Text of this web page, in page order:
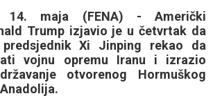
14. maja (FENA) - Američki
Trump izjavio je u četvrtak da
Xi Jinping rekao da
vojnu opremu Iranu i izrazio
otvorenog Hormuškog